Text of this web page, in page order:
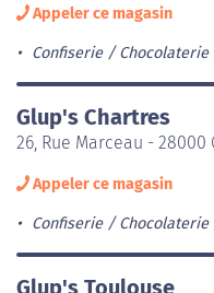
Appeler ce magasin
Confiserie / Chocolaterie
Glup's Chartres
26, Rue Marceau - 28000
Appeler ce magasin
Confiserie / Chocolaterie
Glup's Toulouse